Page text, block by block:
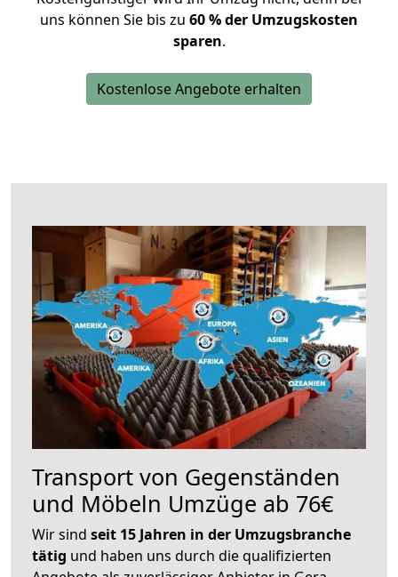
uns können Sie bis zu 60 % der Umzugskosten
sparen.
Kostenlose Angebote erhalten
Transport von Gegenständen
und Möbeln Umzüge ab 76€
Wir sind seit 15 Jahren in der Umzugsbranche
tätig und haben uns durch die qualifizierten